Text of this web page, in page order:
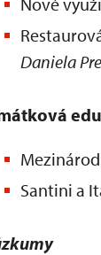
Daniela
Santini a